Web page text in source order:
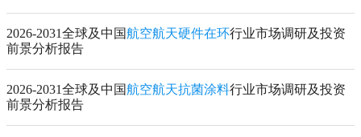
2026-2031全球及中国航空航天硬件在环行业市场调研及投资
前景分析报告
2026-2031全球及中国航空航天抗菌涂料行业市场调研及投资
前景分析报告